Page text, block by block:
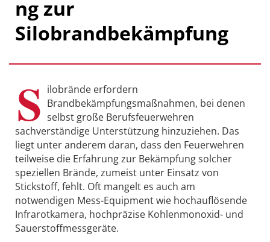
ng zur
Silobrandbekämpfung
S ilobrände erfordern
Brandbekämpfungsmaßnahmen, bei denen
selbst große Berufsfeuerwehren
sachverständige Unterstützung hinzuziehen. Das
liegt unter anderem daran, dass den Feuerwehren
teilweise die Erfahrung zur Bekämpfung solcher
speziellen Brände, zumeist unter Einsatz von
Stickstoff, fehlt. Oft mangelt es auch am
notwendigen Mess-Equipment wie hochauflösende
Infrarotkamera, hochpräzise Kohlenmonoxid- und
Sauerstoffmessgeräte.